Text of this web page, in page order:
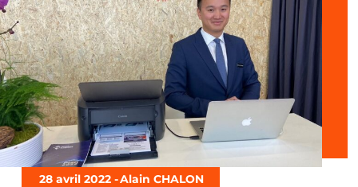
28 avril 2022 -Alain CHALON